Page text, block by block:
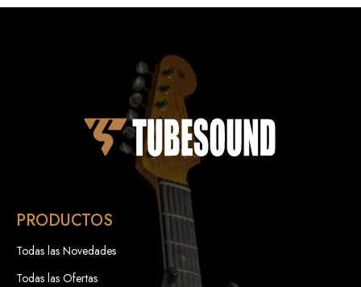
PRODUCTOS
Todas las Novedades
Todas las Ofertas